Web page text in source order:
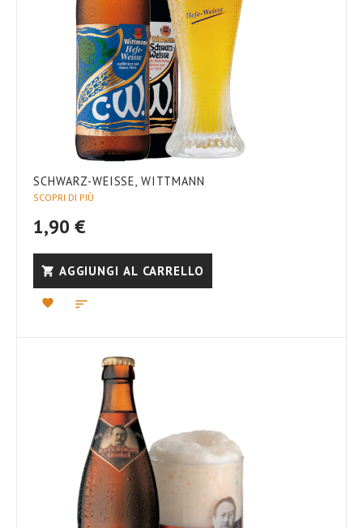
SCHWARZ-WEISSE, WITTMANN
SCOPRI DI PIÙ
1,90 €
AGGIUNGI AL CARRELLO